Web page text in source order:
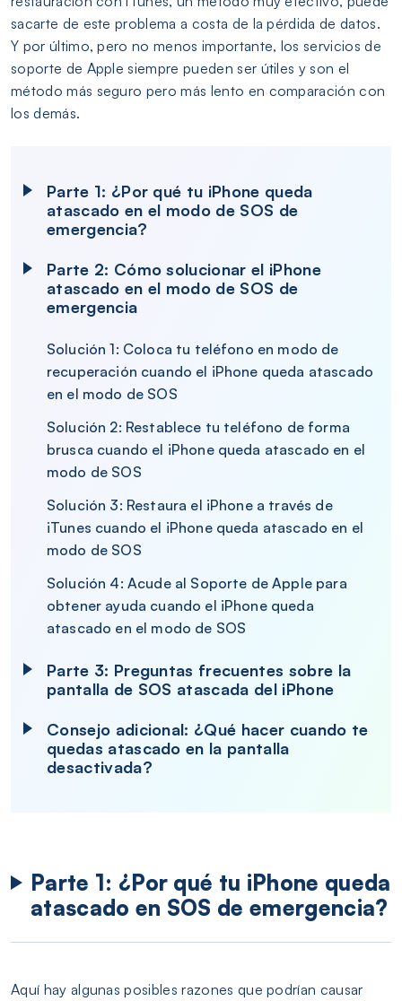
sacarte de este problema a costa de la pérdida de datos.
Y por último, pero no menos importante, los servicios de
soporte de Apple siempre pueden ser útiles y son el
método más seguro pero más lento en comparación con
los demás.
Parte 1: ¿Por qué tu iPhone queda
atascado en el modo de SOS de
emergencia?
Parte 2: Cómo solucionar el iPhone
atascado en el modo de SOS de
emergencia
Solución 1: Coloca tu teléfono en modo de
recuperación cuando el iPhone queda atascado
en el modo de SOS
Solución 2: Restablece tu teléfono de forma
brusca cuando el iPhone queda atascado en el
modo de SOS
Solución 3: Restaura el iPhone a través de
iTunes cuando el iPhone queda atascado en el
modo de SOS
Solución 4: Acude al Soporte de Apple para
obtener ayuda cuando el iPhone queda
atascado en el modo de SOS
Parte 3: Preguntas frecuentes sobre la
pantalla de SOS atascada del iPhone
Consejo adicional: ¿Qué hacer cuando te
quedas atascado en la pantalla
desactivada?
Parte 1: ¿Por qué tu iPhone queda
atascado en SOS de emergencia?
Aquí hay algunas posibles razones que podrían causar